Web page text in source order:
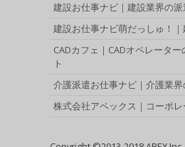
建設お仕事ナビ｜建設業界の派
建設お仕事ナビ萌だっしゅ！
CADカフェ｜CADオペレータ
ト
介護派遣お仕事ナビ｜介護業
株式会社アペックス｜コーポレ